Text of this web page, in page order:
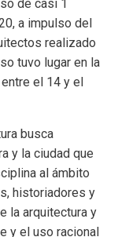
de casi 1
a impulso del
realizado
tuvo lugar en la
el 14 y el
busca
y la ciudad que
al ámbito
historiadores y
la arquitectura y
y el uso racional